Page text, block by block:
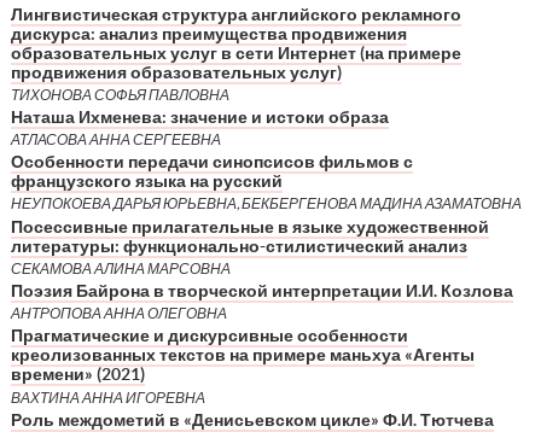
Лингвистическая структура английского рекламного
дискурса: анализ преимущества продвижения
образовательных услуг в сети Интернет (на примере
продвижения образовательных услуг)
ТИХОНОВА СОФЬЯ ПАВЛОВНА
Наташа Ихменева: значение и истоки образа
АТЛАСОВА АННА СЕРГЕЕВНА
Особенности передачи синопсисов фильмов с
французского языка на русский
НЕУПОКОЕВА ДАРЬЯ ЮРЬЕВНА, БЕКБЕРГЕНОВА МАДИНА АЗАМАТОВНА
Посессивные прилагательные в языке художественной
литературы: функционально-стилистический анализ
СЕКАМОВА АЛИНА МАРСОВНА
Поэзия Байрона в творческой интерпретации И.И. Козлова
АНТРОПОВА АННА ОЛЕГОВНА
Прагматические и дискурсивные особенности
креолизованных текстов на примере маньхуа «Агенты
времени» (2021)
ВАХТИНА АННА ИГОРЕВНА
Роль междометий в «Денисьевском цикле» Ф.И. Тютчева